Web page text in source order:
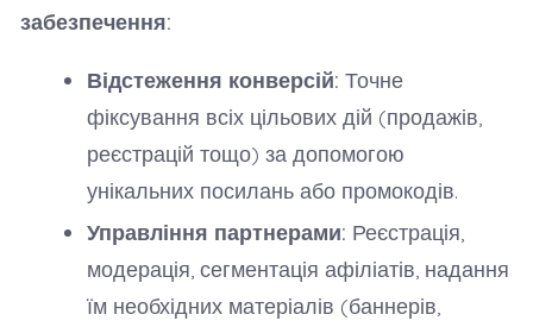
забезпечення:
Відстеження конверсій: Точне
фіксування всіх цільових дій (продажів,
реєстрацій тощо) за допомогою
унікальних посилань або промокодів.
Управління партнерами: Реєстрація,
модерація, сегментація афіліатів, надання
їм необхідних матеріалів (баннерів,